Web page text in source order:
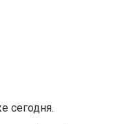
сегодня.